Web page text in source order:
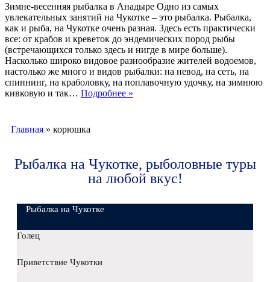
Зимне-весенняя рыбалка в Анадыре Одно из самых
увлекательных занятий на Чукотке – это рыбалка. Рыбалка,
как и рыба, на Чукотке очень разная. Здесь есть практически
все: от крабов и креветок до эндемических пород рыбы
(встречающихся только здесь и нигде в мире больше).
Насколько широко видовое разнообразие жителей водоемов,
настолько же много и видов рыбалки: на невод, на сеть, на
спиннинг, на краболовку, на поплавочную удочку, на зимнюю
кивковую и так… Подробнее »
Главная » корюшка
Рыбалка на Чукотке, рыболовные туры
на любой вкус!
Рыбалка на Чукотке
Голец
Приветствие Чукотки